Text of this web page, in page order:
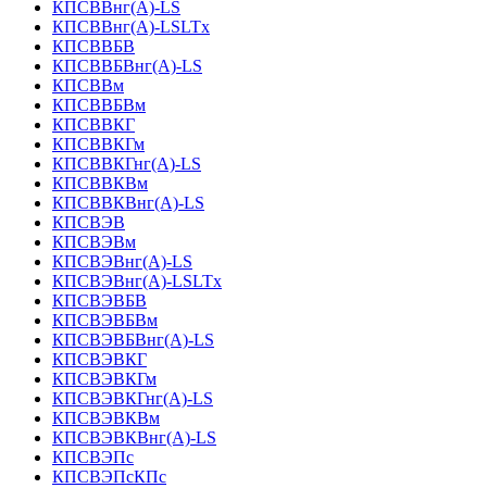
КПСВВнг(А)-LS
КПСВВнг(А)-LSLTx
КПСВВБВ
КПСВВБВнг(А)-LS
КПСВВм
КПСВВБВм
КПСВВКГ
КПСВВКГм
КПСВВКГнг(А)-LS
КПСВВКВм
КПСВВКВнг(А)-LS
КПСВЭВ
КПСВЭВм
КПСВЭВнг(А)-LS
КПСВЭВнг(А)-LSLTx
КПСВЭВБВ
КПСВЭВБВм
КПСВЭВБВнг(А)-LS
КПСВЭВКГ
КПСВЭВКГм
КПСВЭВКГнг(А)-LS
КПСВЭВКВм
КПСВЭВКВнг(А)-LS
КПСВЭПс
КПСВЭПсКПс